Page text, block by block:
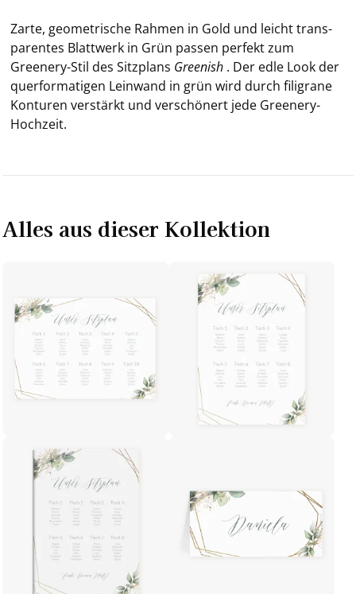
Zarte, geo­me­tri­sche Rah­men in Gold und leicht trans­
pa­ren­tes Blatt­werk in Grün pas­sen per­fekt zum
Greenery-​Stil des Sitz­plans Gree­nish . Der edle Look der
quer­for­ma­ti­gen Lein­wand in grün wird durch fi­li­gra­ne
Kon­tu­ren ver­stärkt und ver­schö­nert jede Greenery-​
Hochzeit.
Alles aus dieser Kollektion